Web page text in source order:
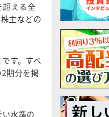
超える全
主などの
す。すべ
期分を掲
水準の